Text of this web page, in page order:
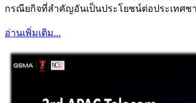
กรณียกิจที่สำคัญอันเป็นประโยชน์ต่อประเทศช
อ่านเพิ่มเติม...